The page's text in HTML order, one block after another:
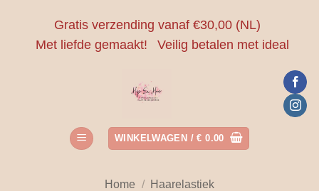
Gratis verzending vanaf €30,00 (NL)
Met liefde gemaakt!
Veilig betalen met ideal
WINKELWAGEN /€ 0.00
Home / Haarelastiek